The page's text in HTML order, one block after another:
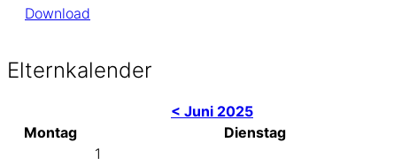
Download
Elternkalender
< Juni 2025
Montag
Dienstag
1